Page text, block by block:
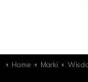
Home Marki